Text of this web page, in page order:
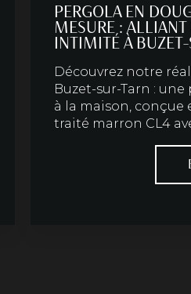
PERGOLA EN
MESURE : ALLIANT
INTIMITÉ À BUZET-
Découvrez notre
Buzet-sur-Tarn :
à la maison, conçue
traité marron CL4